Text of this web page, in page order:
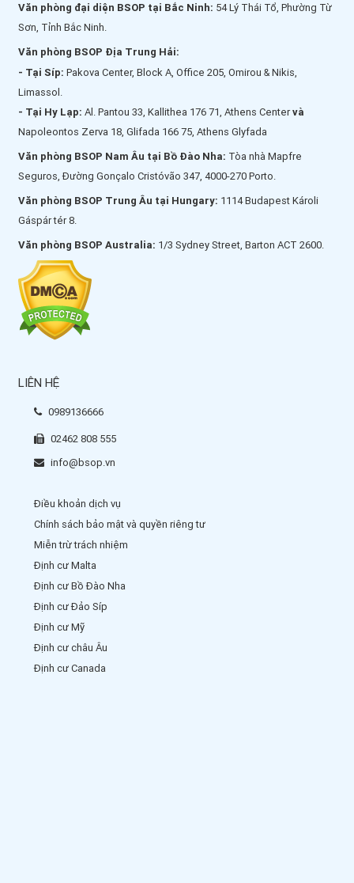
Văn phòng đại diện BSOP tại Bắc Ninh: 54 Lý Thái Tổ, Phường Từ
Sơn, Tỉnh Bắc Ninh.
Văn phòng BSOP Địa Trung Hải:
- Tại Síp: Pakova Center, Block A, Office 205, Omirou & Nikis,
Limassol.
- Tại Hy Lạp: Al. Pantou 33, Kallithea 176 71, Athens Centervà
Napoleontos Zerva 18, Glifada 166 75, Athens Glyfada
Văn phòng BSOP Nam Âu tại Bồ Đào Nha: Tòa nhà Mapfre
Seguros, Đường Gonçalo Cristóvão 347, 4000-270 Porto.
Văn phòng BSOP Trung Âu tại Hungary: 1114 Budapest Károli
Gáspár tér 8.
Văn phòng BSOP Australia: 1/3 Sydney Street, Barton ACT 2600.
LIÊN HỆ
0989136666
02462 808 555
info@bsop.vn
Điều khoản dịch vụ
Chính sách bảo mật và quyền riêng tư
Miễn trừ trách nhiệm
Định cư Malta
Định cư Bồ Đào Nha
Định cư Đảo Síp
Định cư Mỹ
Định cư châu Âu
Định cư Canada